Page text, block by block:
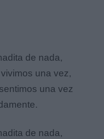
de nada,
una vez,
una vez
de nada,